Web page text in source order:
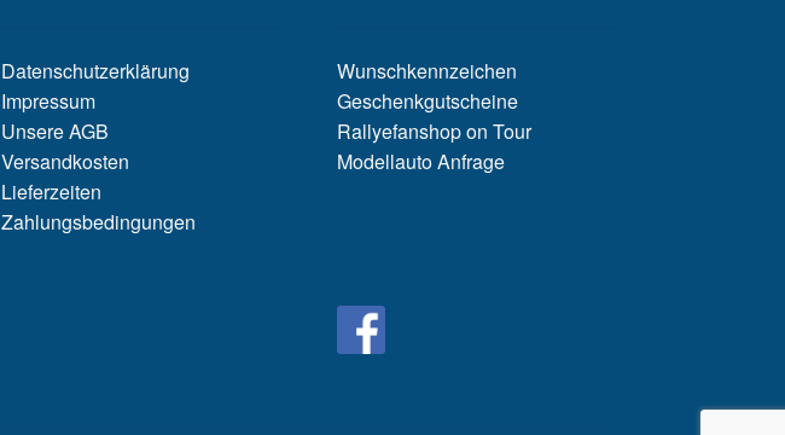
Datenschutzerklärung
Impressum
Unsere AGB
Versandkosten
Lieferzeiten
Zahlungsbedingungen
Wunschkennzeichen
Geschenkgutscheine
Rallyefanshop on Tour
Modellauto Anfrage